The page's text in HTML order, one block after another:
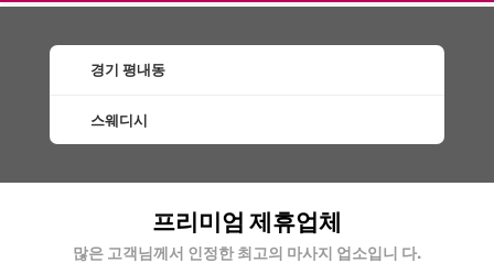
경기 평내동
스웨디시
프리미엄 제휴업체
많은 고객님께서 인정한 최고의 마사지 업소입니 다.